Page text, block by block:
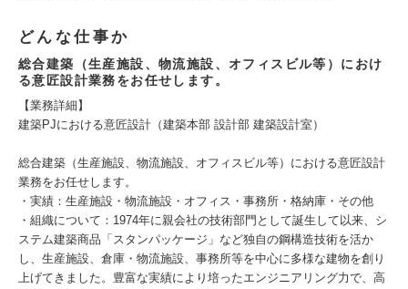
どんな仕事か
総合建築（生産施設、物流施設、オフィスビル等）におけ
る意匠設計業務をお任せします。
【業務詳細】
建築PJにおける意匠設計（建築本部 設計部 建築設計室）
総合建築（生産施設、物流施設、オフィスビル等）における意匠設計
業務をお任せします。
・実績：生産施設・物流施設・オフィス・事務所・格納庫・その他
・組織について：1974年に親会社の技術部門として誕生して以来、シ
ステム建築商品「スタンパッケージ」など独自の鋼構造技術を活か
し、生産施設、倉庫・物流施設、事務所等を中心に多様な建物を創り
上げてきました。豊富な実績により培ったエンジニアリング力で、高